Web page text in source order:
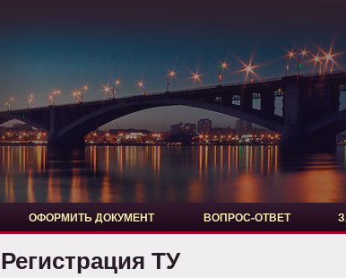
ОФОРМИТЬ ДОКУМЕНТ ВОПРОС-ОТВЕТ
Регистрация ТУ